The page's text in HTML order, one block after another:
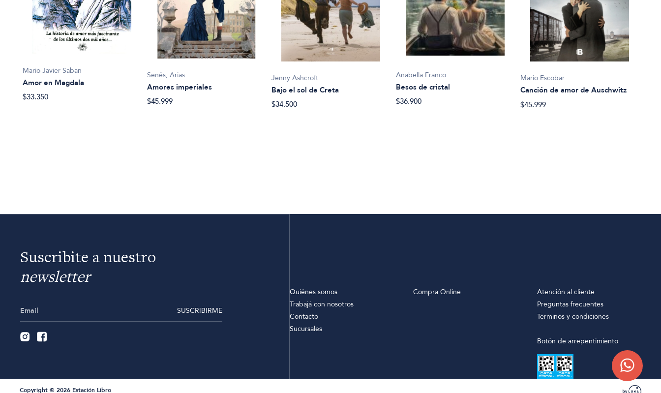
Mario Javier Saban
Amor en Magdala
$33.350
Senés, Arias
Amores imperiales
$45.999
Jenny Ashcroft
Bajo el sol de Creta
$34.500
Anabella Franco
Besos de cristal
$36.900
Mario Escobar
Canción de amor de Auschwitz
$45.999
Suscribite a nuestro
newsletter
SUSCRIBIRME
Quiénes somos
Trabajá con nosotros
Contacto
Sucursales
Compra Online
Atención al cliente
Preguntas frecuentes
Términos y condiciones
Botón de arrepentimiento
Copyright © 2026 Estación Libro